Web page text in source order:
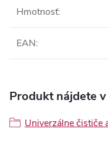
Hmotnosť:
EAN:
Produkt nájdete
Univerzálne čističe